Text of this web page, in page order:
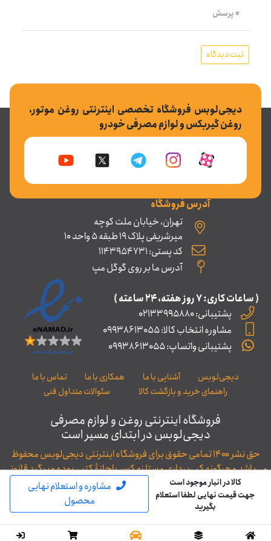
0 پرسش
ثبت دیدگاه
کالا در انبار موجود است
جهت قیمت نهایی لطفا استعلام
بگیرید
مشاوره و استعلام نهایی
محصول
دیجی‌لوبس فروشگاه تخصصی اینترنتی روغن موتور،
روغن گیربکس و لوازم مصرفی خودرو
آدرس فروشگاه
تهران، خیابان ملت کوچه
میرشریفی پلاک 19 طبقه 5 واحد 10
کد پستی: 1143954731
آدرس ما بر روی گوگل مپ
( ساعات کاری: ۷ روز ﻫﻔﺘﻪ، ۲۴ ﺳﺎﻋﺘﻪ )
پشتیبانی: 02133995880
مشاوره انتخاب کالا: 09938613055
پشتیبانی واتساپ: 09938613055
دیجی‌لوبس آشنایی با ما همکاری با ما
تماس با ما
راهنمای خرید و بازگشت کالا
سئوالات متداول فنی
فروشگاه اینترنتی روغن و لوازم مصرفی
دیجی‌لوبس در ابتدای مسیر است
حق نشر ۱۴۰۰ تمامی حقوق برای فروشگاه اینترنتی دیجی‌لوبس محفوظ
می‌باشد و هرگونه کپی‌برداری مستلزم کسب اجازۀ کتبی بوده و پیگرد قانونی
خواهد داشت.
توسعه و طراحی: WAC